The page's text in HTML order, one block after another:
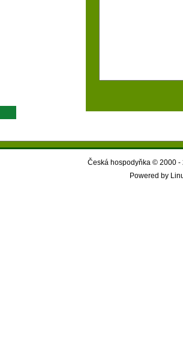
Česká hospodyňka © 2000 -
Powered by